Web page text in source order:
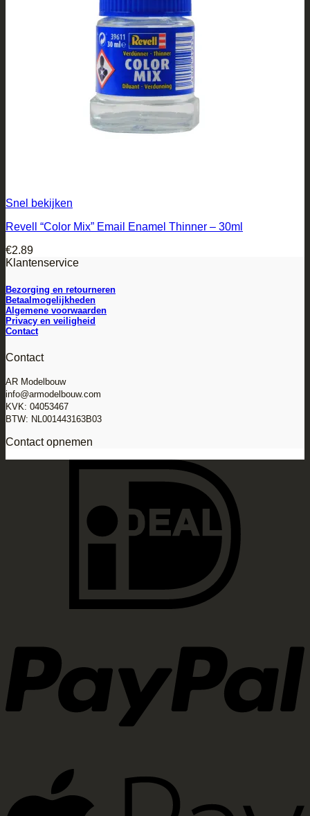
Snel bekijken
Revell “Color Mix” Email Enamel Thinner – 30ml
€2.89
Klantenservice
Bezorging en retourneren
Betaalmogelijkheden
Algemene voorwaarden
Privacy en veiligheid
Contact
Contact
AR Modelbouw
info@armodelbouw.com
KVK: 04053467
BTW: NL001443163B03
Contact opnemen